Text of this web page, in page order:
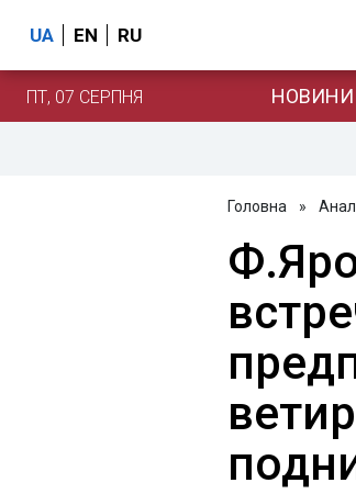
UA EN RU
ПТ, 07 СЕРПНЯ НОВИНИ
Головна »